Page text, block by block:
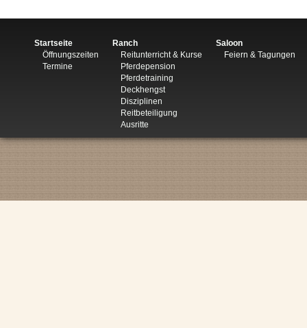
Startseite
Öffnungszeiten
Termine
Ranch
Reitunterricht & Kurse
Pferdepension
Pferdetraining
Deckhengst
Disziplinen
Reitbeteiligung
Ausritte
Saloon
Feiern & Tagungen